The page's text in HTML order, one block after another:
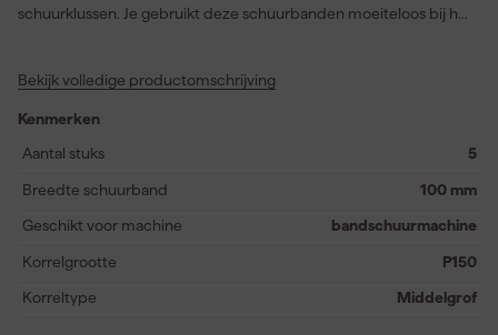
schuurklussen. Je gebruikt deze schuurbanden moeiteloos bij het
schuurbanden zijn geschikt voor verschillende Makita modellen,
korrel behalen de banden een efficiënt en gelijkmatig
schuurresultaat, wat je werk vergemakkelijkt en versnelt. Kies
zoekt voor uiteenlopende schuurtoepassingen.
Bekijk volledige productomschrijving
Kenmerken
Aantal stuks
5
Breedte schuurband 100 mm
Geschikt voor machine bandschuurmachine
Korrelgrootte P150
Korreltype Middelgrof